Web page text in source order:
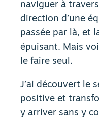
naviguer à
direction d’une
passée par là, et
épuisant. Mais
le faire seul.
J’ai découvert le
positive et
y arriver sans y